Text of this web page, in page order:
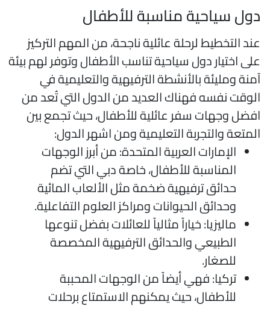
سياحية مناسبة للأطفال
التخطيط لرحلة عائلية ناجحة، من المهم التركيز
اختيار دول سياحية تناسب الأطفال وتوفر لهم بيئة
ومليئة بالأنشطة الترفيهية والتعليمية في
نفسه فهناك العديد من الدول التي تُعد من
وجهات سفر عائلية للأطفال، حيث تجمع بين
والتجربة التعليمية ومن اشهر الدول:
الإمارات العربية المتحدة: من أبرز الوجهات
المناسبة للأطفال، خاصة دبي التي تضم
حدائق ترفيهية ضخمة مثل الألعاب المائية
وحدائق الحيوانات ومراكز العلوم التفاعلية.
ماليزيا: خياراً مثالياً للعائلات بفضل تنوعها
الطبيعي والحدائق الترفيهية المخصصة
للصغار.
تركيا: فهي أيضاً من الوجهات المحببة
للأطفال، حيث يمكنهم الاستمتاع برحلات